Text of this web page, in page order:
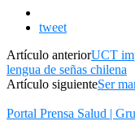
tweet
Artículo anteriorUCT
lengua de señas chilena
Artículo siguienteSer
Portal Prensa Salud |